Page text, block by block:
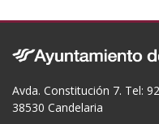
Avda. Constitución 7. Tel:
38530 Candelaria